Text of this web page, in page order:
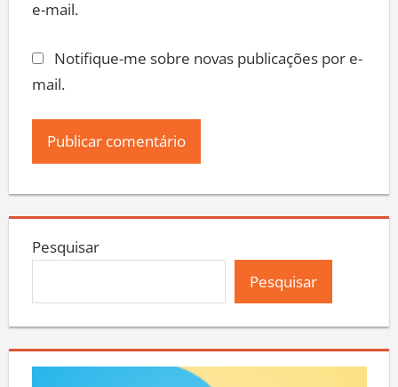
e-mail.
Notifique-me sobre novas publicações por e-
mail.
Pesquisar
Pesquisar